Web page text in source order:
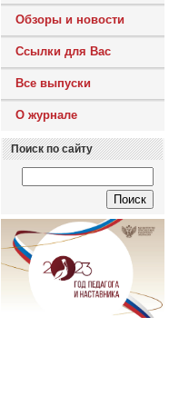
Обзоры и новости
Ссылки для Вас
Все выпуски
О журнале
Поиск по сайту